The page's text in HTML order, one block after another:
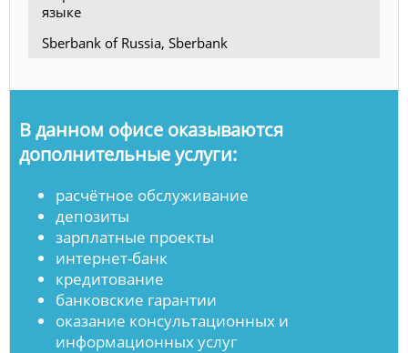
языке
Sberbank of Russia, Sberbank
В данном офисе оказываются
дополнительные услуги:
расчётное обслуживание
депозиты
зарплатные проекты
интернет-банк
кредитование
банковские гарантии
оказание консультационных и
информационных услуг